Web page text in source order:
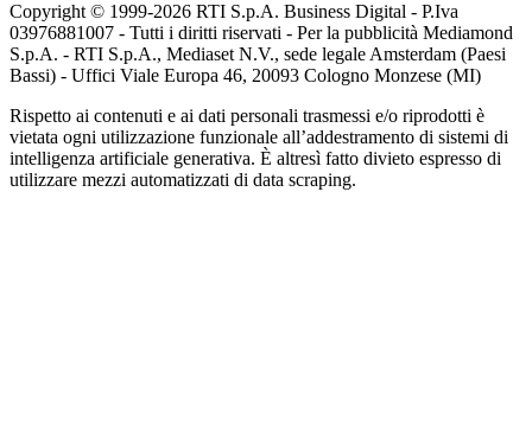
Copyright © 1999-2026 RTI S.p.A. Business Digital - P.Iva
03976881007 - Tutti i diritti riservati - Per la pubblicità Mediamond
S.p.A. - RTI S.p.A., Mediaset N.V., sede legale Amsterdam (Paesi
Bassi) - Uffici Viale Europa 46, 20093 Cologno Monzese (MI)
Rispetto ai contenuti e ai dati personali trasmessi e/o riprodotti è
vietata ogni utilizzazione funzionale all’addestramento di sistemi di
intelligenza artificiale generativa. È altresì fatto divieto espresso di
utilizzare mezzi automatizzati di data scraping.